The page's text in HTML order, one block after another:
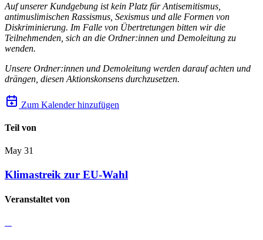
Auf unserer Kundgebung ist kein Platz für Antisemitismus,
antimuslimischen Rassismus, Sexismus und alle Formen von
Diskriminierung. Im Falle von Übertretungen bitten wir die
Teilnehmenden, sich an die Ordner:innen und Demoleitung zu
wenden.
Unsere Ordner:innen und Demoleitung werden darauf achten und
drängen, diesen Aktionskonsens durchzusetzen.
Zum Kalender hinzufügen
Teil von
May 31
Klimastreik zur EU-Wahl
Veranstaltet von